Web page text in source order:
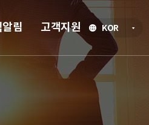
KOR언
선
림 고객지원